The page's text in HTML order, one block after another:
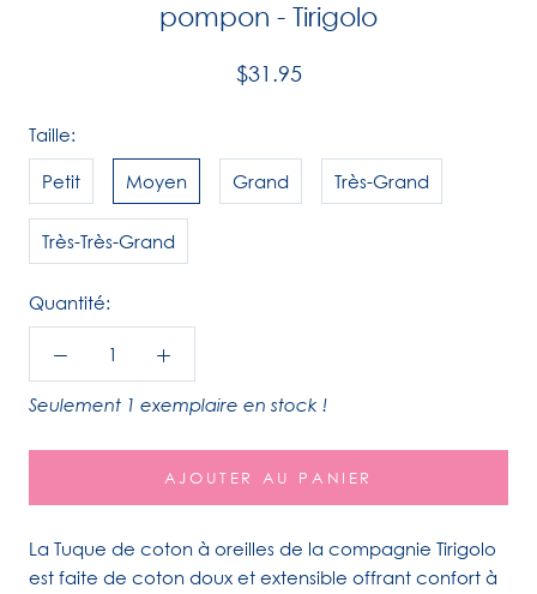
pompon - Tirigolo
$31.95
Taille:
Petit Moyen Grand Très-Grand
Très-Très-Grand
Quantité:
Seulement 1 exemplaire en stock !
AJOUTER AU PANIER
La Tuque de coton à oreilles de la compagnie Tirigolo
est faite de coton doux et extensible offrant confort à